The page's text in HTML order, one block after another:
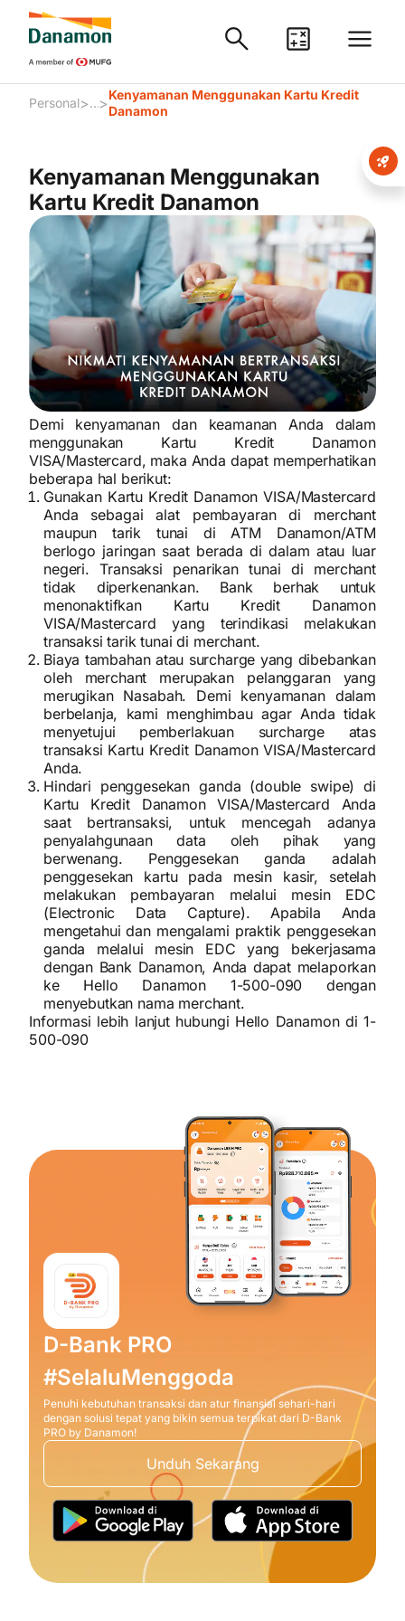
Personal> ...>Kenyamanan Menggunakan Kartu Kredit
Danamon
Kenyamanan Menggunakan
Kartu Kredit Danamon
Demi kenyamanan dan keamanan Anda dalam
menggunakan Kartu Kredit Danamon
VISA/Mastercard, maka Anda dapat memperhatikan
beberapa hal berikut:
Gunakan Kartu Kredit Danamon VISA/Mastercard
Anda sebagai alat pembayaran di merchant
maupun tarik tunai di ATM Danamon/ATM
berlogo jaringan saat berada di dalam atau luar
negeri. Transaksi penarikan tunai di merchant
tidak diperkenankan. Bank berhak untuk
menonaktifkan Kartu Kredit Danamon
VISA/Mastercard yang terindikasi melakukan
transaksi tarik tunai di merchant.
Biaya tambahan atau surcharge yang dibebankan
oleh merchant merupakan pelanggaran yang
merugikan Nasabah. Demi kenyamanan dalam
berbelanja, kami menghimbau agar Anda tidak
menyetujui pemberlakuan surcharge atas
transaksi Kartu Kredit Danamon VISA/Mastercard
Anda.
Hindari penggesekan ganda (double swipe) di
Kartu Kredit Danamon VISA/Mastercard Anda
saat bertransaksi, untuk mencegah adanya
penyalahgunaan data oleh pihak yang
berwenang. Penggesekan ganda adalah
penggesekan kartu pada mesin kasir, setelah
melakukan pembayaran melalui mesin EDC
(Electronic Data Capture). Apabila Anda
mengetahui dan mengalami praktik penggesekan
ganda melalui mesin EDC yang bekerjasama
dengan Bank Danamon, Anda dapat melaporkan
ke Hello Danamon 1-500-090 dengan
menyebutkan nama merchant.
Informasi lebih lanjut hubungi Hello Danamon di 1-
500-090
D-Bank PRO
#SelaluMenggoda
Penuhi kebutuhan transaksi dan atur finansial sehari-hari
dengan solusi tepat yang bikin semua terpikat dari D-Bank
PRO by Danamon!
Unduh Sekarang